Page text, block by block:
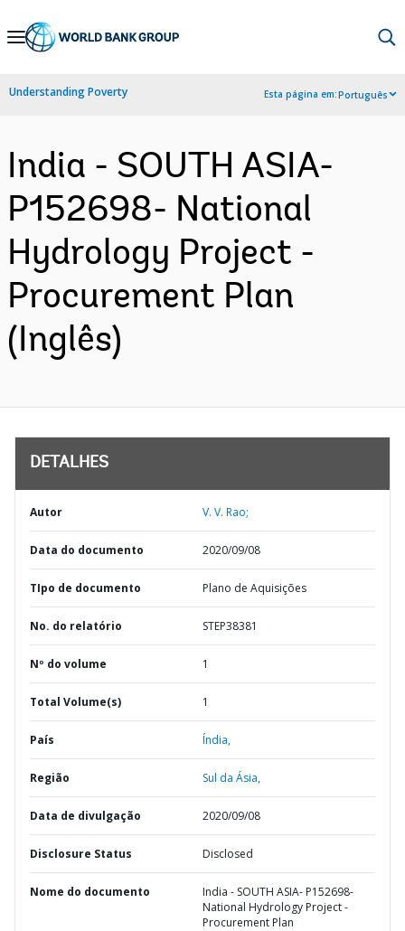
Skip
Navigation
Understanding Poverty Esta página em:Português
India - SOUTH ASIA-
P152698- National
Hydrology Project -
Procurement Plan
(Inglês)
DETALHES
Autor V. V. Rao;
Data do documento 2020/09/08
TIpo de documento Plano de Aquisições
No. do relatório STEP38381
Nº do volume 1
Total Volume(s) 1
País Índia,
Região Sul da Ásia,
Data de divulgação 2020/09/08
Disclosure Status Disclosed
Nome do documento
India - SOUTH ASIA- P152698-
National Hydrology Project -
Procurement Plan